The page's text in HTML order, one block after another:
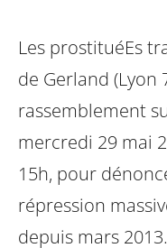
Les prostituéEs
de Gerland (Lyon
rassemblement
mercredi 29 mai
15h, pour
répression
depuis mars 2013.